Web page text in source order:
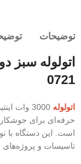
توضیحات
0721
اتولوله
است. این دستگاه با
تاسیسات و